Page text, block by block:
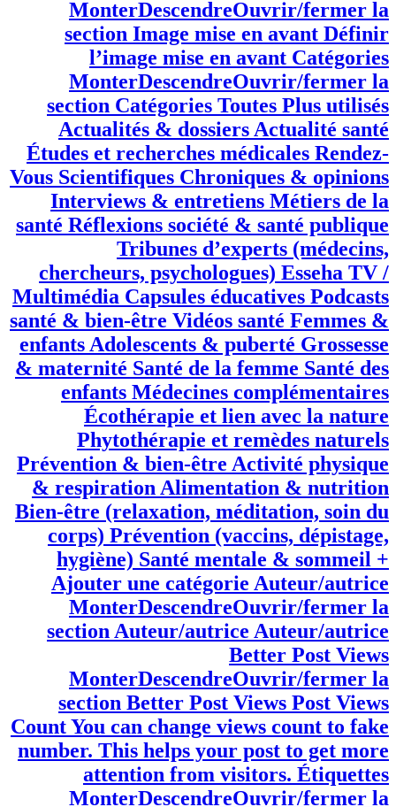
اضطرابات النوم قد تعيد تشكيل الدماغ…
دراسة تكشف تأثيرًا يتجاوز الأرق والإرهاق
Aller à l’éditeur Ajouter un média
VisuelCode Nombre de mots : 0 Publier
MonterDescendreOuvrir/fermer la
section Publier Prévisualiser (ouvre un
nouvel onglet) État : Brouillon Modifier
Modifier l’état Visibilité : Publique
Modifier Modifier la visibilité Publier
tout de suite Modifier Modifier la date et
l’heure Image mise en avant
MonterDescendreOuvrir/fermer la
section Image mise en avant Définir
l’image mise en avant Catégories
MonterDescendreOuvrir/fermer la
section Catégories Toutes Plus utilisés
Actualités & dossiers Actualité santé
Études et recherches médicales Rendez-
Vous Scientifiques Chroniques & opinions
Interviews & entretiens Métiers de la
santé Réflexions société & santé publique
Tribunes d’experts (médecins,
chercheurs, psychologues) Esseha TV /
Multimédia Capsules éducatives Podcasts
santé & bien-être Vidéos santé Femmes &
enfants Adolescents & puberté Grossesse
& maternité Santé de la femme Santé des
enfants Médecines complémentaires
Écothérapie et lien avec la nature
Phytothérapie et remèdes naturels
Prévention & bien-être Activité physique
& respiration Alimentation & nutrition
Bien-être (relaxation, méditation, soin du
corps) Prévention (vaccins, dépistage,